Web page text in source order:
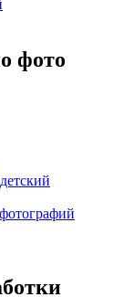
фото